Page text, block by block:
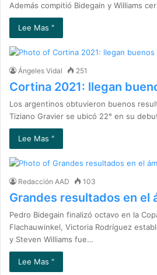
Además compitió Bidegain y Williams
Lee Mas "
Ángeles Vidal 251
Cortina 2021: llegan
Los argentinos obtuvieron buenos
Tiziano Gravier se ubicó 22° en su
Lee Mas "
Redacción AAD 103
Grandes resultados en el
Pedro Bidegain finalizó octavo en la
Flachauwinkel, Victoria Rodríguez
y Steven Williams fue…
Lee Mas "